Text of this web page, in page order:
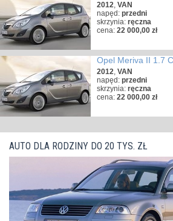
2012, VAN
napęd: przedni
skrzynia: ręczna
cena: 22 000,00 zł
Opel Meriva II 1.7
2012, VAN
napęd: przedni
skrzynia: ręczna
cena: 22 000,00 zł
AUTO DLA RODZINY DO 20 TYS. ZŁ